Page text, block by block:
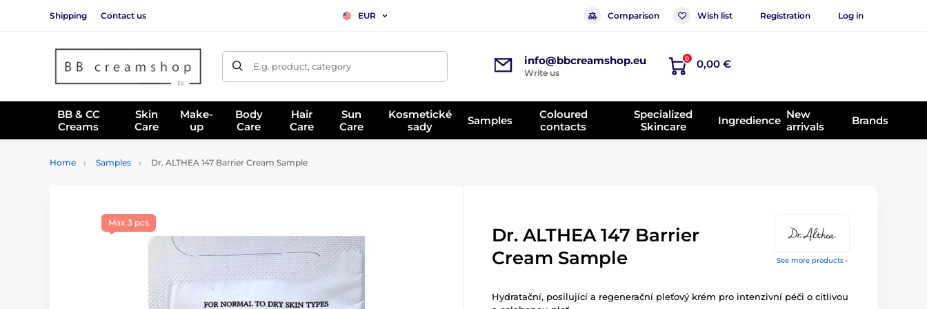
Shipping Contact us EUR Comparison Wish list Registration Log in
E.g. product, category info@bbcreamshop.eu
Write us
0 0,00 €
BB & CC
Creams
Skin
Care
Make-
up
Body
Care
Hair
Care
Sun
Care
Kosmetické
sady
Samples
Coloured
contacts
Specialized
Skincare
Ingredience New
arrivals
Brands
Home Samples Dr. ALTHEA 147 Barrier Cream Sample
See more products ›
Max 3 pcs
Dr. ALTHEA 147 Barrier
Cream Sample
Hydratační, posilující a regenerační pleťový krém pro intenzivní péči o citlivou